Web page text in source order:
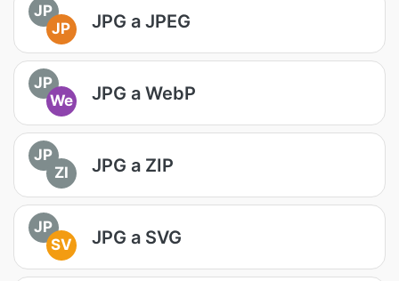
JP
JP
JPG a JPEG
JP
We
JPG a WebP
JP
ZI
JPG a ZIP
JP
SV
JPG a SVG